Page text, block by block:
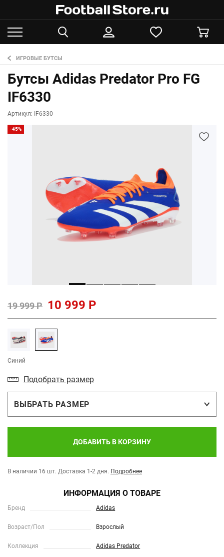
ИГРОВЫЕ БУТСЫ
Бутсы Adidas Predator Pro FG
IF6330
Артикул: IF6330
-45%
19 999 Р 10 999 Р
Синий
Подобрать размер
ВЫБРАТЬ РАЗМЕР
ДОБАВИТЬ В КОРЗИНУ
В наличии 16 шт. Доставка 1-2 дня. Подробнее
ИНФОРМАЦИЯ О ТОВАРЕ
Бренд Adidas
Возраст/Пол Взрослый
Коллекция Adidas Predator